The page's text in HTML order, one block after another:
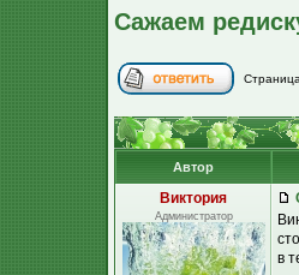
Сажаем
Страница
Автор
Виктория
Администратор
в